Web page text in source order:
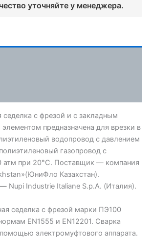
уточняйте у менеджера.
седелка с фрезой и с закладным
предназначена для врезки в
водопровод с давлением
газопровод с
атм при 20°C. Поставщик — компания
Казахстан).
Nupi Industrie Italiane S.p.A. (Италия).
седелка с фрезой марки ПЭ100
EN1555 и EN12201. Сварка
электромуфтового аппарата.